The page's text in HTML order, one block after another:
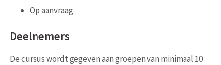
Op aanvraag
Deelnemers
De cursus wordt gegeven aan groepen van minimaal 10